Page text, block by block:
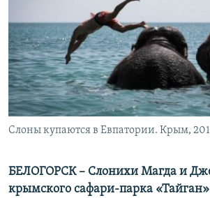
СОВЕТЫ ПРАВОЗАЩИТНИКОВ
ПРОПАВШИЕ БЕЗ ВЕСТИ
ПОБЕДИТЕЛЕЙ НЕ СУДЯТ?
КРЫМ.НЕПОКОРЕННЫЙ
ELIFBE
УКРАИНСКАЯ ПРОБЛЕМА КРЫМА
ПРИСОЕДИНЯЙТЕСЬ!
Слоны купаются в Евпатории. Крым,
БЕЛОГОРСК – Слонихи Магда и
крымского сафари-парка «Тайган»